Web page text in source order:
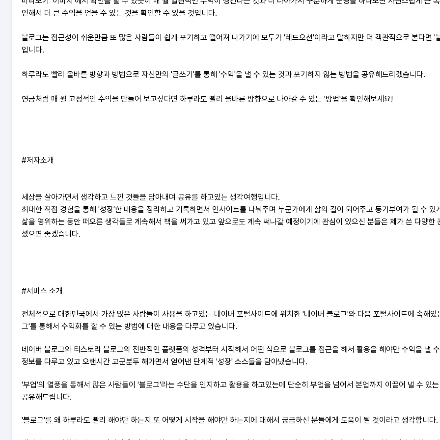
인해서 더 큰 수익을 얻을 수 있는 것을 확인할 수 있을 것입니다.
블로그는 접근성이 쉬운만큼 또 많은 사람들이 쉽게 포기하고 떨어져 나가기에 모두가 '레드오션'이라고 말하지만 더 객관적으로 본다면 '
입니다.
하루라도 빨리 올바른 방향과 방법으로 자신만의 '글쓰기'를 통해 '수익'을 낼 수 있는 것과 포기하지 않는 방법을 공유해드리겠습니다.
연금처럼 매 월 고정적인 수익을 만들어 보고싶다면 하루라도 빨리 올바른 방향으로 나아갈 수 있는 '방법'을 확인해보세요!
#저자소개
세상을 살아가면서 생각하고 느낀 것들을 담아내며 공유를 하고있는 생각여행입니다.
최대한 직접 경험을 통해 '성장'한 내용을 정리하고 기록하면서 인사이트를 나눠주며 누군가에게 삶의 길이 되어주고 동기부여가 될 수 있
삶을 영위하는 동안 떠오른 생각들로 계속해서 책을 써가고 있고 앞으로도 계속 써나갈 예정이기에 관심이 있으신 분들은 제가 쓴 다양한
셨으면 좋겠습니다.
#서비스 소개
전체적으로 대한민국에서 가장 많은 사람들이 사용을 하고있는 네이버 포털사이트에 위치한 '네이버 블로그'와 다음 포털사이트에 속해있
그'를 통해서 수익화를 할 수 있는 방법에 대한 내용을 다루고 있습니다.
네이버 블로그와 티스토리 블로그의 전반적인 플랫폼의 성격부터 시작해서 어떤 식으로 블로그를 접근을 해서 활용을 해야만 수익을 낼
정보를 다루고 있고 오랜시간 고군분투 해가면서 얻어낸 단계적 '성장' 소스들을 담아냈습니다.
'부업'의 열풍을 통해서 많은 사람들이 '블로그'라는 수단을 인지하고 활용을 하고있는데 단순히 부업을 넘어서 본업까지 이끌어 낼 수 있
공유해드립니다.
'블로그'를 왜 하루라도 빨리 해야만 하는지 또 어떻게 시작을 해야만 하는지에 대해서 궁금하신 분들에게 도움이 될 것이라고 생각합니다.